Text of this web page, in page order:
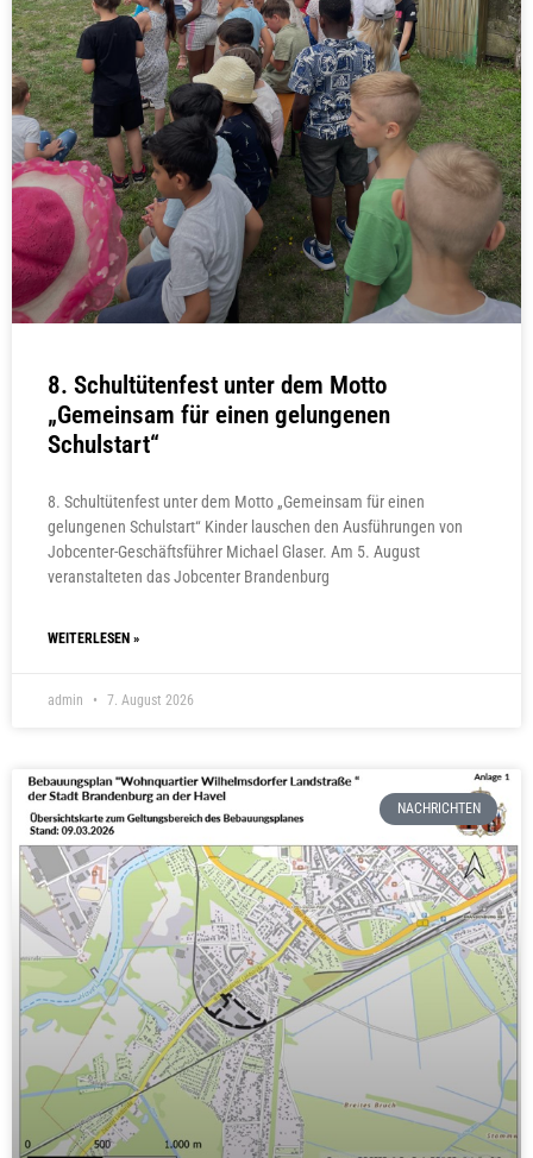
8. Schultütenfest unter dem Motto
„Gemeinsam für einen gelungenen
Schulstart“
8. Schultütenfest unter dem Motto „Gemeinsam für einen
gelungenen Schulstart“ Kinder lauschen den Ausführungen von
Jobcenter-Geschäftsführer Michael Glaser. Am 5. August
veranstalteten das Jobcenter Brandenburg
WEITERLESEN »
admin 7. August 2026
NACHRICHTEN